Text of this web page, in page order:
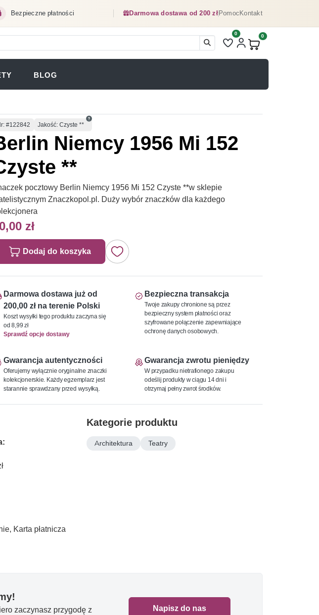
Bezpieczne płatności Darmowa dostawa od 200 złPomocKontakt
Liczba pozycji na liście
0
Produkty w koszyku:
0
BLOG
: #122842 Jakość: Czyste **
Niemcy 1956 Mi 152
**
pocztowy Berlin Niemcy 1956 Mi 152 Czyste **w sklepie
Znaczkopol.pl. Duży wybór znaczków dla każdego
zł
Dodaj do koszyka
Darmowa dostawa już od
200,00 zł na terenie Polski
Koszt wysyłki tego produktu zaczyna się
od 8,99 zł
Sprawdź opcje dostawy
Bezpieczna transakcja
Twoje zakupy chronione są przez
bezpieczny system płatności oraz
szyfrowane połączenie zapewniające
ochronę danych osobowych.
Gwarancja autentyczności
Oferujemy wyłącznie oryginalne znaczki
kolekcjonerskie. Każdy egzemplarz jest
starannie sprawdzany przed wysyłką.
Gwarancja zwrotu pieniędzy
W przypadku nietrafionego zakupu
odeślij produkty w ciągu 14 dni i
otrzymaj pełny zwrot środków.
Karta płatnicza
Kategorie produktu
Architektura Teatry
zaczynasz przygodę z
Napisz do nas